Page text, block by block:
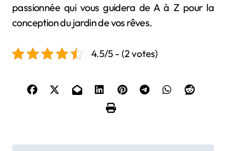
passionnée qui vous guidera de A à Z pour la
conception du jardin de vos rêves.
4.5/5 - (2 votes)